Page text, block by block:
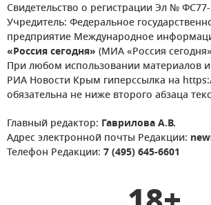
Свидетельство о регистрации Эл №
Учредитель: Федеральное
предприятие Международное
«Россия сегодня» (МИА «Россия
При любом использовании материалов и
РИА Новости Крым гиперссылка на
обязательна не ниже второго абзаца
Главный редактор: Гаврилова А.В.
Адрес электронной почты Редакции:
Телефон Редакции: 7 (495) 645-6601